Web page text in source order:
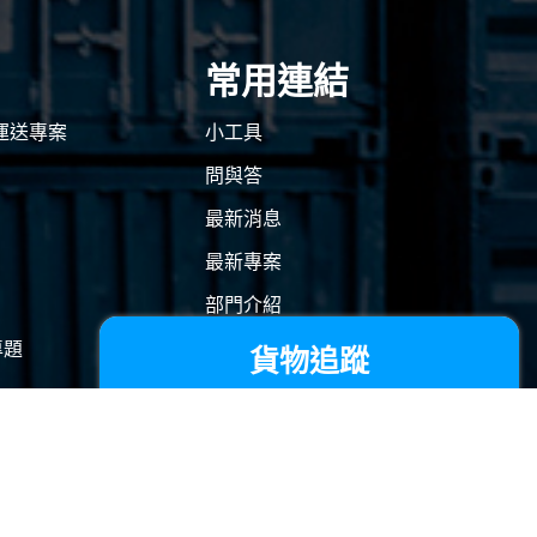
貨物追蹤
送專案
常用連結
小工具
問與答
最新消息
最新專案
部門介紹
營運據點